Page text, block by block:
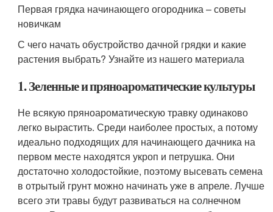
Первая грядка начинающего огородника – советы
новичкам
С чего начать обустройство дачной грядки и какие
растения выбрать? Узнайте из нашего материала
1. Зеленные и пряноароматические культуры
Не всякую пряноароматическую травку одинаково
легко вырастить. Среди наиболее простых, а потому
идеально подходящих для начинающего дачника на
первом месте находятся укроп и петрушка. Они
достаточно холодостойкие, поэтому высевать семена
в отрытый грунт можно начинать уже в апреле. Лучше
всего эти травы будут развиваться на солнечном